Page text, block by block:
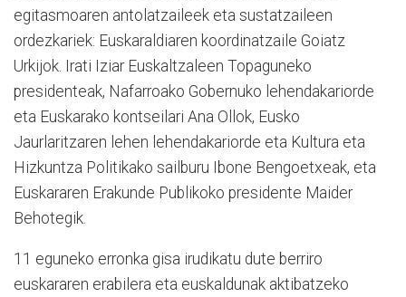
egitasmoaren antolatzaileek eta sustatzaileen
ordezkariek: Euskaraldiaren koordinatzaile Goiatz
Urkijok. Irati Iziar Euskaltzaleen Topaguneko
presidenteak, Nafarroako Gobernuko lehendakariorde
eta Euskarako kontseilari Ana Ollok, Eusko
Jaurlaritzaren lehen lehendakariorde eta Kultura eta
Hizkuntza Politikako sailburu Ibone Bengoetxeak, eta
Euskararen Erakunde Publikoko presidente Maider
Behotegik.
11 eguneko erronka gisa irudikatu dute berriro
euskararen erabilera eta euskaldunak aktibatzeko